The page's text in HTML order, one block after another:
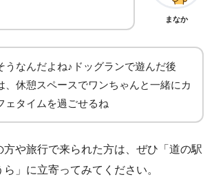
まなか
うなんだよね♪ドッグランで遊んだ後
、休憩スペースでワンちゃんと一緒にカ
ェタイムを過ごせるね
方や旅行で来られた方は、ぜひ「道の駅
」に立寄ってみてください。